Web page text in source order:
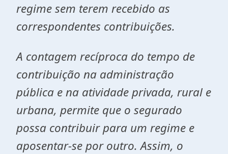
regime sem terem recebido as
correspondentes contribuições.
A contagem recíproca do tempo de
contribuição na administração
pública e na atividade privada, rural e
urbana, permite que o segurado
possa contribuir para um regime e
aposentar-se por outro. Assim, o